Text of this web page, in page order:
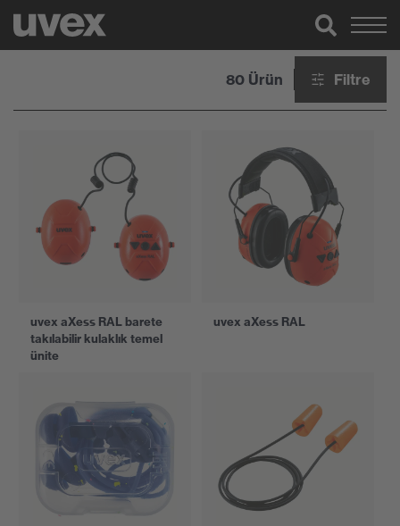
80 Ürün Filtre
uvex aXess RAL barete
takılabilir kulaklık temel
ünite
uvex aXess RAL